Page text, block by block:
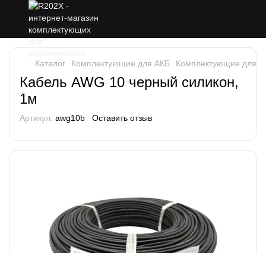
Каталог Комплектующие для АКБ Комплектующие для
Кабель AWG 10 черный силикон,
1м
Артикул: awg10b Оставить отзыв